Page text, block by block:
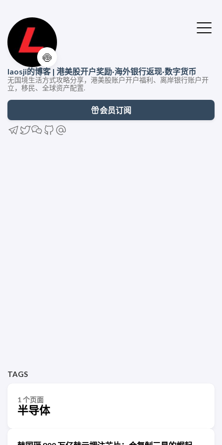
🍥
laosji的博客 | 港美股开户奖励·海外银行返现·数字货币
无国境生活方式攻略分享，港美股账户开户福利、离岸银行账户开
立，移民、全球资产配置.
会员订阅
TAGS
1 个页面
半导体